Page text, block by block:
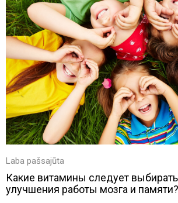
Laba pašsajūta
Какие витамины следует
улучшения работы мозга и памяти?